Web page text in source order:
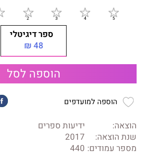
ספר דיגיטלי
48 ₪
הוספה לסל
הוספה למועדפים
הוצאה:
ידיעות ספרים
שנת הוצאה:
2017
מספר עמודים: 440